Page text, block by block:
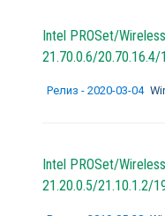
Intel PROSet/
21.70.0.6/20.70.16.4/
Релиз - 2020-03-04
Intel PROSet/
21.20.0.5/21.10.1.2/